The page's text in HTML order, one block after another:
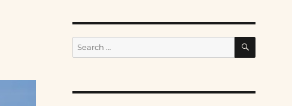
Search
for:
SEARCH